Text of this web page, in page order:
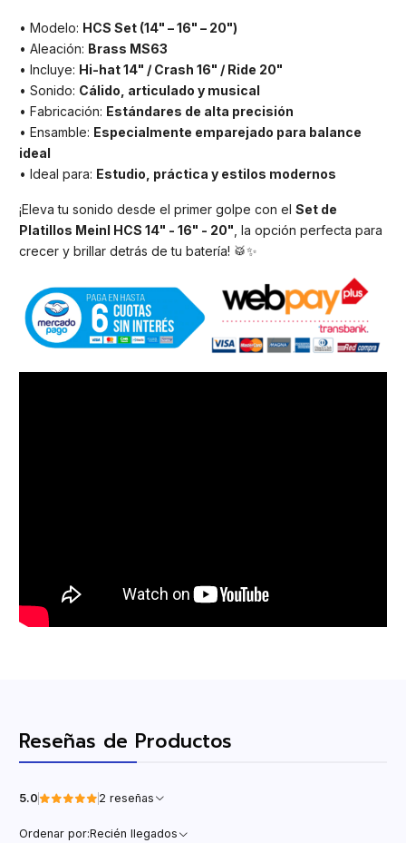
• Modelo: HCS Set (14" – 16" – 20")
• Aleación: Brass MS63
• Incluye: Hi-hat 14" / Crash 16" / Ride 20"
• Sonido: Cálido, articulado y musical
• Fabricación: Estándares de alta precisión
• Ensamble: Especialmente emparejado para balance
ideal
• Ideal para: Estudio, práctica y estilos modernos
¡Eleva tu sonido desde el primer golpe con el Set de
Platillos Meinl HCS 14" - 16" - 20" , la opción perfecta para
crecer y brillar detrás de tu batería! 🥁✨
Reseñas de Productos
5.0 2 reseñas
Ordenar por:Recién llegados